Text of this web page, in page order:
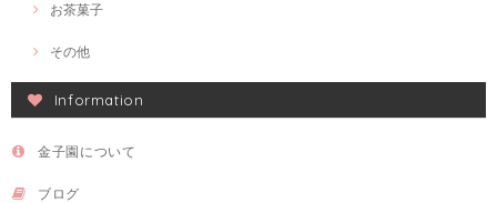
お茶菓子
その他
Information
金子園について
ブログ